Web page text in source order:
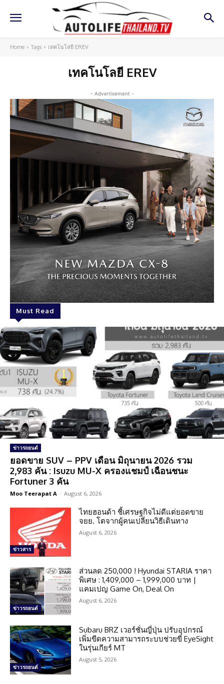
Home Tags เทคโนโลยี EREV
เทคโนโลยี EREV
- Advertisement -
Must Read
ข่าวรถยนต์
ยอดขาย SUV – PPV เดือน มิถุนายน 2026 รวม
2,983 คัน : Isuzu MU-X ครองแชมป์ เฉือนชนะ
Fortuner 3 คัน
Moo Teerapat A - August 6, 2026
ข่าวสาร
ไทยฮอนด้า ชี้เศรษฐกิจไม่ดีแต่ยอดขาย
จยย. โตจากผู้คนเปลี่ยนวิธีเดินทาง
August 6, 2026
ข่าวรถยนต์
ส่วนลด 250,000 ! Hyundai STARIA ราคา
พิเศษ : 1,409,000 – 1,999,000 บาท |
แคมเปญ Game On, Deal On
August 6, 2026
ข่าวรถยนต์
Subaru BRZ เวอร์ชั่นญี่ปุ่น ปรับอุปกรณ์
เพิ่มขีดความสามารถระบบช่วยขี่ EyeSight
ในรุ่นเกียร์ MT
August 5, 2026